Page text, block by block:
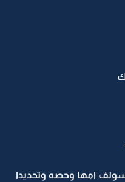
امها وحصه وتحديدا